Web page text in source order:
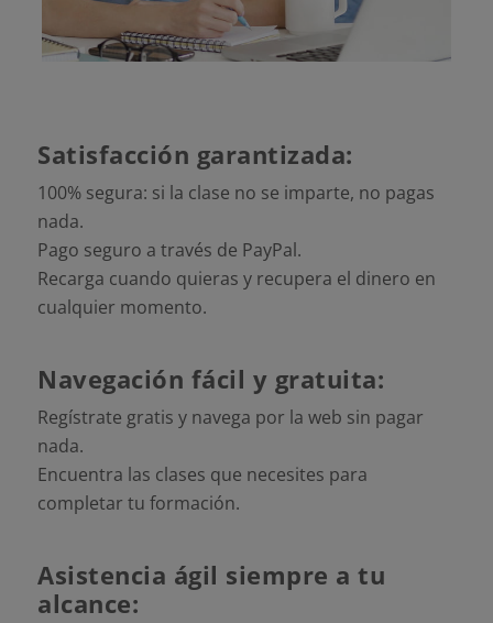
Satisfacción garantizada:
100% segura: si la clase no se imparte, no pagas
nada.
Pago seguro a través de PayPal.
Recarga cuando quieras y recupera el dinero en
cualquier momento.
Navegación fácil y gratuita:
Regístrate gratis y navega por la web sin pagar
nada.
Encuentra las clases que necesites para
completar tu formación.
Asistencia ágil siempre a tu
alcance: